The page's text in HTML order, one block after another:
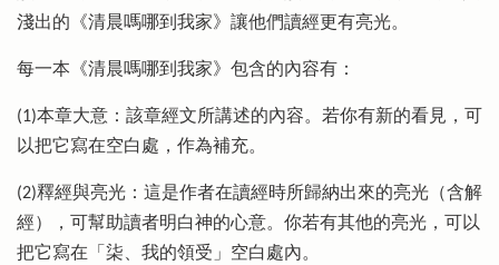
淺出的《清晨嗎哪到我家》讓他們讀經更有亮光。
每一本《清晨嗎哪到我家》包含的內容有：
(1)本章大意：該章經文所講述的內容。若你有新的看見，可
以把它寫在空白處，作為補充。
(2)釋經與亮光：這是作者在讀經時所歸納出來的亮光（含解
經），可幫助讀者明白神的心意。你若有其他的亮光，可以
把它寫在「柒、我的領受」空白處內。